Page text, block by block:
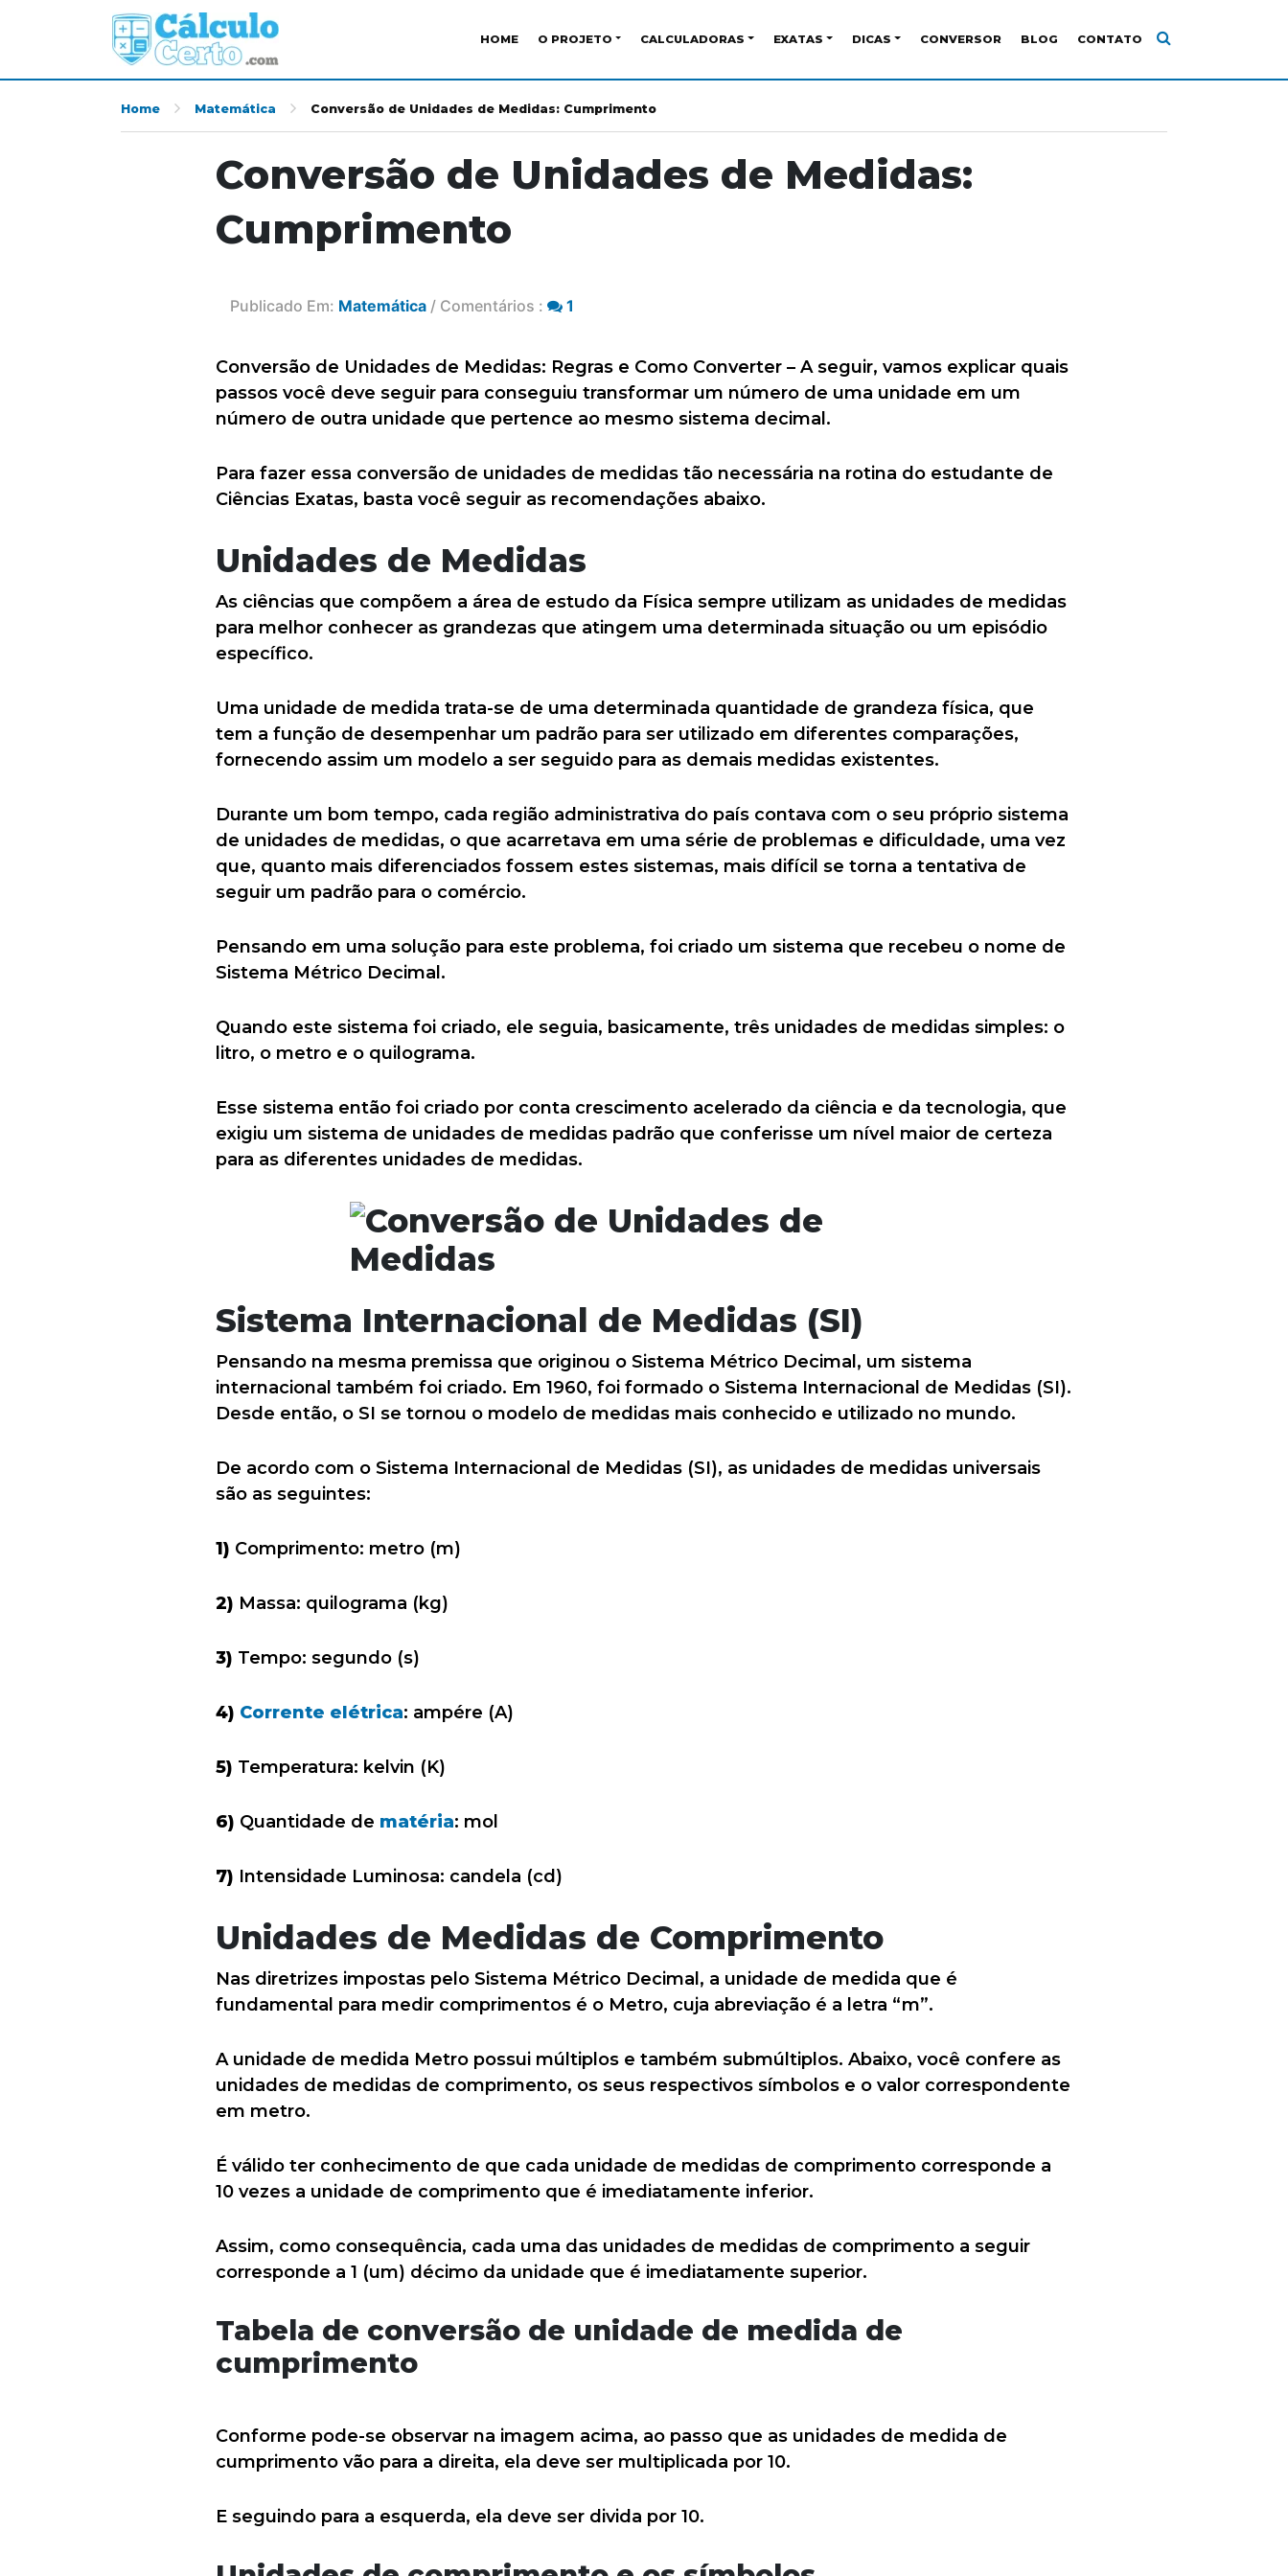
HOME O PROJETO CALCULADORAS EXATAS DICAS CONVERSOR BLOG CONTATO
Home Matemática Conversão de Unidades de Medidas: Cumprimento
Conversão de Unidades de Medidas:
Cumprimento
Publicado Em: Matemática / Comentários : 1
Conversão de Unidades de Medidas: Regras e Como Converter – A seguir, vamos explicar quais
passos você deve seguir para conseguiu transformar um número de uma unidade em um
número de outra unidade que pertence ao mesmo sistema decimal.
Para fazer essa conversão de unidades de medidas tão necessária na rotina do estudante de
Ciências Exatas, basta você seguir as recomendações abaixo.
Unidades de Medidas
As ciências que compõem a área de estudo da Física sempre utilizam as unidades de medidas
para melhor conhecer as grandezas que atingem uma determinada situação ou um episódio
específico.
Uma unidade de medida trata-se de uma determinada quantidade de grandeza física, que
tem a função de desempenhar um padrão para ser utilizado em diferentes comparações,
fornecendo assim um modelo a ser seguido para as demais medidas existentes.
Durante um bom tempo, cada região administrativa do país contava com o seu próprio sistema
de unidades de medidas, o que acarretava em uma série de problemas e dificuldade, uma vez
que, quanto mais diferenciados fossem estes sistemas, mais difícil se torna a tentativa de
seguir um padrão para o comércio.
Pensando em uma solução para este problema, foi criado um sistema que recebeu o nome de
Sistema Métrico Decimal.
Quando este sistema foi criado, ele seguia, basicamente, três unidades de medidas simples: o
litro, o metro e o quilograma.
Esse sistema então foi criado por conta crescimento acelerado da ciência e da tecnologia, que
exigiu um sistema de unidades de medidas padrão que conferisse um nível maior de certeza
para as diferentes unidades de medidas.
Sistema Internacional de Medidas (SI)
Pensando na mesma premissa que originou o Sistema Métrico Decimal, um sistema
internacional também foi criado. Em 1960, foi formado o Sistema Internacional de Medidas (SI).
Desde então, o SI se tornou o modelo de medidas mais conhecido e utilizado no mundo.
De acordo com o Sistema Internacional de Medidas (SI), as unidades de medidas universais
são as seguintes:
1) Comprimento: metro (m)
2) Massa: quilograma (kg)
3) Tempo: segundo (s)
4) Corrente elétrica: ampére (A)
5) Temperatura: kelvin (K)
6) Quantidade de matéria: mol
7) Intensidade Luminosa: candela (cd)
Unidades de Medidas de Comprimento
Nas diretrizes impostas pelo Sistema Métrico Decimal, a unidade de medida que é
fundamental para medir comprimentos é o Metro, cuja abreviação é a letra “m”.
A unidade de medida Metro possui múltiplos e também submúltiplos. Abaixo, você confere as
unidades de medidas de comprimento, os seus respectivos símbolos e o valor correspondente
em metro.
É válido ter conhecimento de que cada unidade de medidas de comprimento corresponde a
10 vezes a unidade de comprimento que é imediatamente inferior.
Assim, como consequência, cada uma das unidades de medidas de comprimento a seguir
corresponde a 1 (um) décimo da unidade que é imediatamente superior.
Tabela de conversão de unidade de medida de
cumprimento
Conforme pode-se observar na imagem acima, ao passo que as unidades de medida de
cumprimento vão para a direita, ela deve ser multiplicada por 10.
E seguindo para a esquerda, ela deve ser divida por 10.